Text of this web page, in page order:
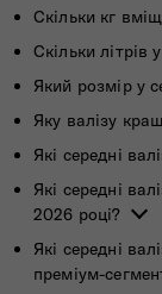
Скільки кг
Скільки літрів
Який розмір у
Яку валізу
Які середні
Які середні
2026 році?
Які середні
преміум-